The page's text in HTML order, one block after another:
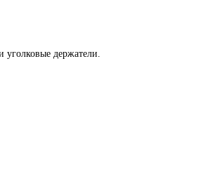
держатели.